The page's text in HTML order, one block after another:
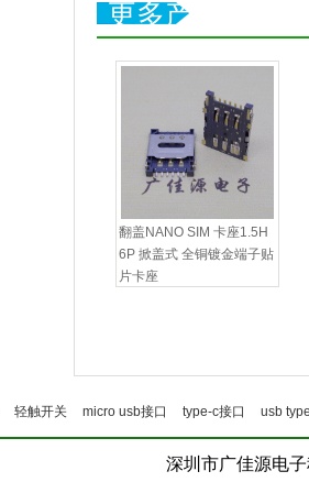
更多产品
翻盖NANO SIM 卡座1.5H
6P 掀盖式 全铜镀金端子贴
片卡座
轻触开关 micro usb接口 type-c接口 usb
深圳市广佳源电